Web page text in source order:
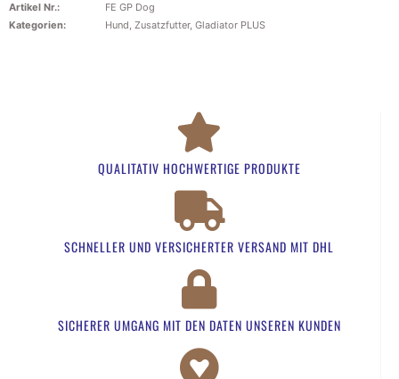
Artikel Nr.:
FE GP Dog
Kategorien:
Hund, Zusatzfutter, Gladiator PLUS
QUALITATIV HOCHWERTIGE PRODUKTE
SCHNELLER UND VERSICHERTER VERSAND MIT DHL
SICHERER UMGANG MIT DEN DATEN UNSEREN KUNDEN​